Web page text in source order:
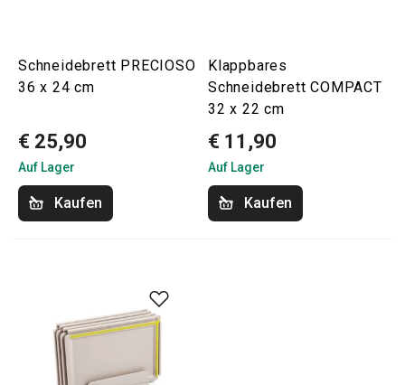
Schneidebrett PRECIOSO
36 x 24 cm
€ 25,90
Auf Lager
Kaufen
Klappbares
Schneidebrett COMPACT
32 x 22 cm
€ 11,90
Auf Lager
Kaufen